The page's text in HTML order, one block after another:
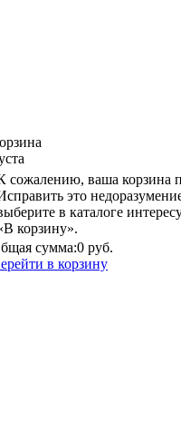
сожалению, ваша корзина
это
в каталоге
корзину».
сумма:0 руб.
в корзину